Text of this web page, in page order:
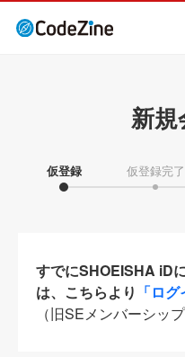
新
仮登録 仮登録完了
すでにSHOEISHA iD
は、こちらより 「ログ
（旧SEメンバーシッ